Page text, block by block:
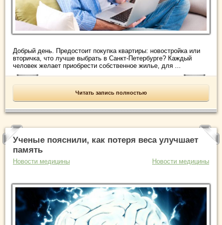
Добрый день. Предостоит покупка квартиры: новостройка или
вторичка, что лучше выбрать в Санкт-Петербурге? Каждый
человек желает приобрести собственное жилье, для ...
Читать запись полностью
Ученые пояснили, как потеря веса улучшает
память
Новости медицины Новости медицины